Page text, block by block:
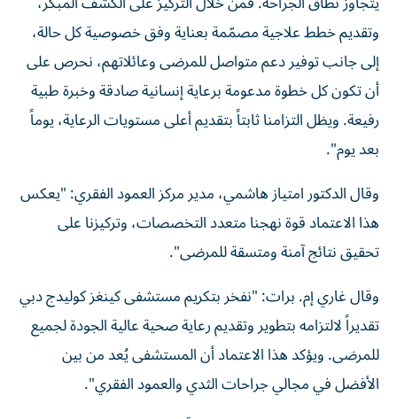
وتقديم خطط علاجية مصمّمة بعناية وفق خصوصية كل حالة،
إلى جانب توفير دعم متواصل للمرضى وعائلاتهم، نحرص على
أن تكون كل خطوة مدعومة برعاية إنسانية صادقة وخبرة طبية
رفيعة. ويظل التزامنا ثابتاً بتقديم أعلى مستويات الرعاية، يوماً
بعد يوم".
وقال الدكتور امتياز هاشمي، مدير مركز العمود الفقري: "يعكس
هذا الاعتماد قوة نهجنا متعدد التخصصات، وتركيزنا على
تحقيق نتائج آمنة ومتسقة للمرضى".
وقال غاري إم. برات: "نفخر بتكريم مستشفى كينغز كوليدج دبي
تقديراً لالتزامه بتطوير وتقديم رعاية صحية عالية الجودة لجميع
للمرضى. ويؤكد هذا الاعتماد أن المستشفى يُعد من بين
الأفضل في مجالي جراحات الثدي والعمود الفقري".